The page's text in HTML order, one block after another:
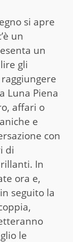
si apre
un
un
gli
Luna Piena
affari o
e
con
di
In
ora e,
seguito la
le